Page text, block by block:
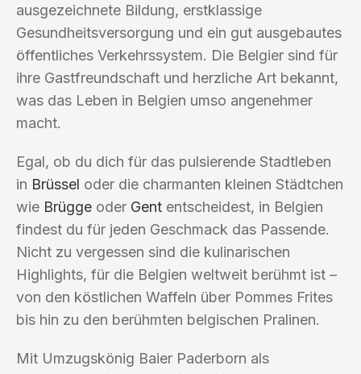
ausgezeichnete Bildung, erstklassige
Gesundheitsversorgung und ein gut ausgebautes
öffentliches Verkehrssystem. Die Belgier sind für
ihre Gastfreundschaft und herzliche Art bekannt,
was das Leben in Belgien umso angenehmer
macht.
Egal, ob du dich für das pulsierende Stadtleben
in Brüssel oder die charmanten kleinen Städtchen
wie Brügge oder Gent entscheidest, in Belgien
findest du für jeden Geschmack das Passende.
Nicht zu vergessen sind die kulinarischen
Highlights, für die Belgien weltweit berühmt ist –
von den köstlichen Waffeln über Pommes Frites
bis hin zu den berühmten belgischen Pralinen.
Mit Umzugskönig Baier Paderborn als